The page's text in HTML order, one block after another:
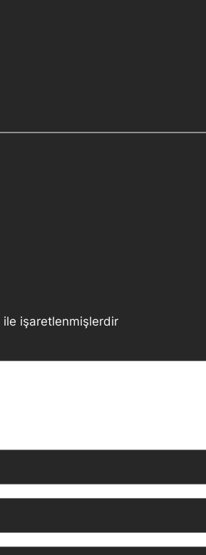
ile işaretlenmişlerdir